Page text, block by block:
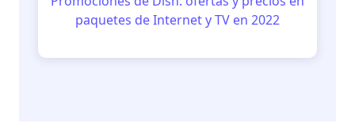
paquetes de Internet y TV en 2022